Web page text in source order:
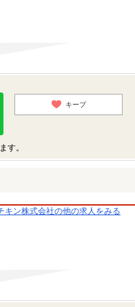
キープ
す。
キン株式会社の他の求人をみる